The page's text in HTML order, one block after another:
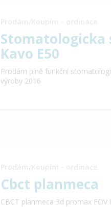
Stomatologicka
Kavo E50
Prodám plně funkční
výroby 2016
Cbct planmeca
CBCT planmeca 3d promax FOV